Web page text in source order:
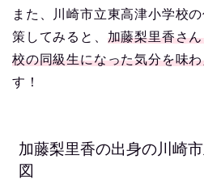
また、川崎市立東高津小学校
策してみると、 加藤梨里香さ
校の同級生になった気分を味
す！
加藤梨里香の出身の川崎
図